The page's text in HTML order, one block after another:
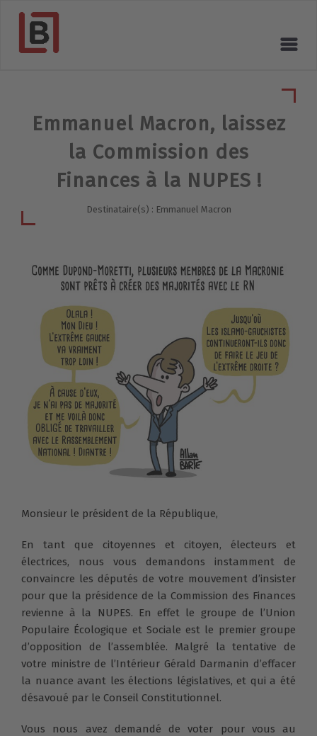
Emmanuel Macron, laissez
la Commission des
Finances à la NUPES !
Destinataire(s) : Emmanuel Macron
Monsieur le président de la République,
En tant que citoyennes et citoyen, électeurs et
électrices, nous vous demandons instamment de
convaincre les députés de votre mouvement d’insister
pour que la présidence de la Commission des Finances
revienne à la NUPES. En effet le groupe de l’Union
Populaire Écologique et Sociale est le premier groupe
d’opposition de l’assemblée. Malgré la tentative de
votre ministre de l’Intérieur Gérald Darmanin d’effacer
la nuance avant les élections législatives, et qui a été
désavoué par le Conseil Constitutionnel.
Vous nous avez demandé de voter pour vous au